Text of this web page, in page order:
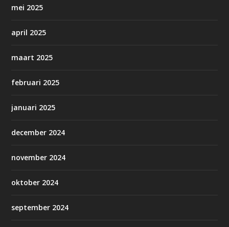
mei 2025
april 2025
maart 2025
februari 2025
januari 2025
december 2024
november 2024
oktober 2024
september 2024